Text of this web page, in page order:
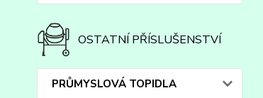
OSTATNÍ PŘÍSLUŠENSTVÍ
PRŮMYSLOVÁ TOPIDLA